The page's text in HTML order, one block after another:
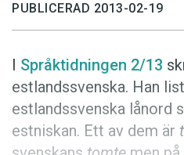
Språkfrågor
Bokrecensioner
Kviss
Podden
PUBLICERAD 2013-02-19
I Språktidningen 2/13
estlandssvenska. Han
estlandssvenska lånord
estniskan. Ett av dem är